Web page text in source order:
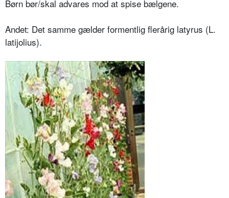
Børn bør/skal advares mod at spise bælgene.
Andet: Det samme gælder formentlig flerårig latyrus (L.
latijolius).